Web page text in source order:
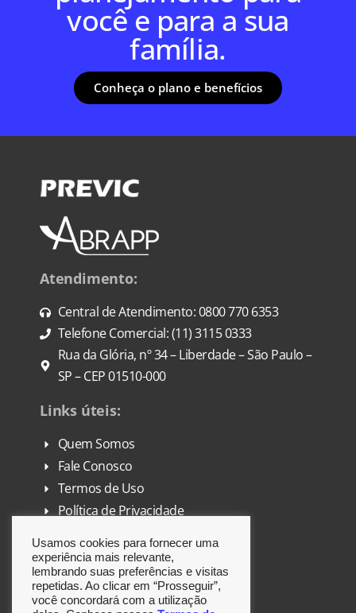
você e para a sua
família.
Conheça o plano e benefícios
Atendimento:
Central de Atendimento: 0800 770 6353
Telefone Comercial: (11) 3115 0333
Rua da Glória, nº 34 – Liberdade – São Paulo –
SP – CEP 01510-000
Links úteis:
Quem Somos
Fale Conosco
Termos de Uso
Política de Privacidade
DPO
Siga-nos:
Usamos cookies para fornecer uma
experiência mais relevante,
lembrando suas preferências e visitas
repetidas. Ao clicar em “Prosseguir”,
você concordará com a utilização